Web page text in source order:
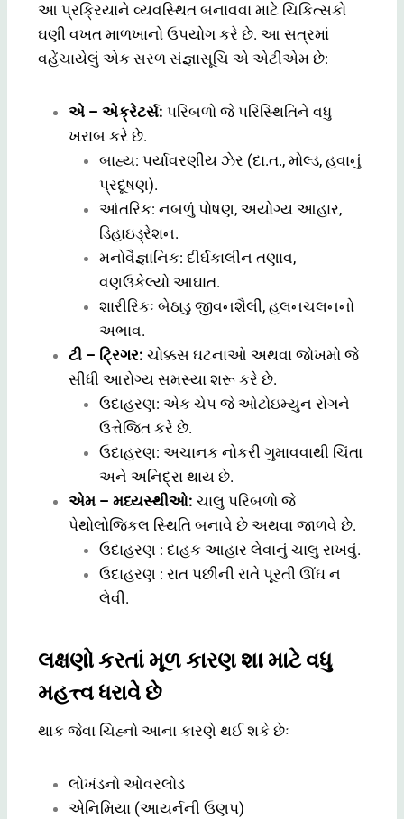
આ પ્રક્રિયાને વ્યવસ્થિત બનાવવા માટે ચિકિત્સકો
ઘણી વખત માળખાનો ઉપયોગ કરે છે. આ સત્રમાં
વહેંચાયેલું એક સરળ સંજ્ઞાસૂચિ એ એટીએમ છે:
એ – એક્રેટર્સ: પરિબળો જે પરિસ્થિતિને વધુ
ખરાબ કરે છે.
બાહ્ય: પર્યાવરણીય ઝેર (દા.ત., મોલ્ડ, હવાનું
પ્રદૂષણ).
આંતરિક: નબળું પોષણ, અયોગ્ય આહાર,
ડિહાઇડ્રેશન.
મનોવૈજ્ઞાનિક: દીર્ઘકાલીન તણાવ,
વણઉકેલ્યો આઘાત.
શારીરિકઃ બેઠાડુ જીવનશૈલી, હલનચલનનો
અભાવ.
ટી – ટ્રિગર: ચોક્કસ ઘટનાઓ અથવા જોખમો જે
સીધી આરોગ્ય સમસ્યા શરૂ કરે છે.
ઉદાહરણ: એક ચેપ જે ઓટોઇમ્યુન રોગને
ઉત્તેજિત કરે છે.
ઉદાહરણ: અચાનક નોકરી ગુમાવવાથી ચિંતા
અને અનિદ્રા થાય છે.
એમ – મધ્યસ્થીઓ: ચાલુ પરિબળો જે
પેથોલોજિકલ સ્થિતિ બનાવે છે અથવા જાળવે છે.
ઉદાહરણ : દાહક આહાર લેવાનું ચાલુ રાખવું.
ઉદાહરણ : રાત પછીની રાતે પૂરતી ઊંઘ ન
લેવી.
લક્ષણો કરતાં મૂળ કારણ શા માટે વધુ
મહત્ત્વ ધરાવે છે
થાક જેવા ચિહ્નો આના કારણે થઈ શકે છેઃ
લોખંડનો ઓવરલોડ
એનિમિયા (આયર્નની ઉણપ)